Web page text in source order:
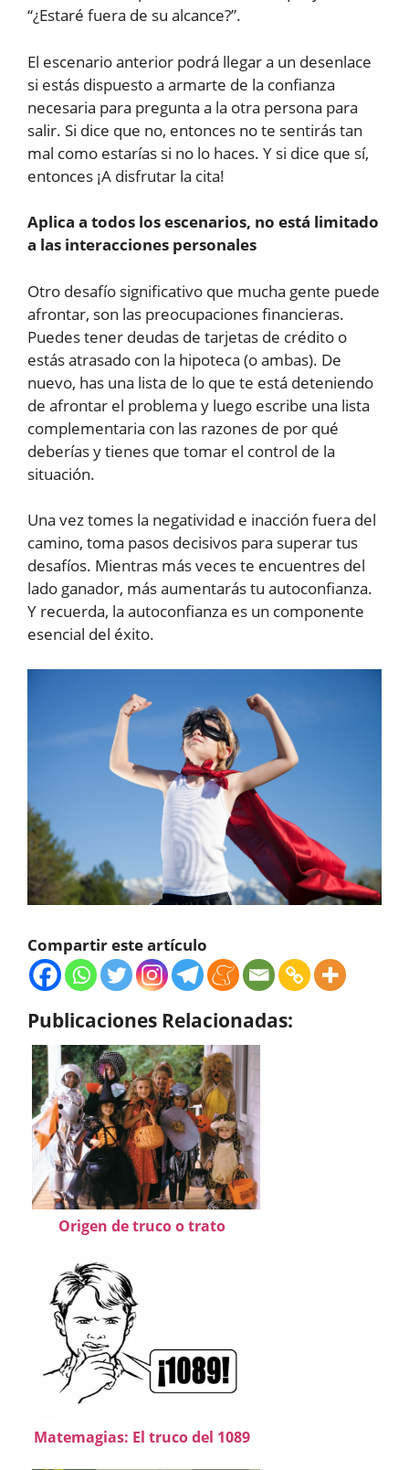
“¿Estaré fuera de su alcance?”.
El escenario anterior podrá llegar a un desenlace
si estás dispuesto a armarte de la confianza
necesaria para pregunta a la otra persona para
salir. Si dice que no, entonces no te sentirás tan
mal como estarías si no lo haces. Y si dice que sí,
entonces ¡A disfrutar la cita!
Aplica a todos los escenarios, no está limitado
a las interacciones personales
Otro desafío significativo que mucha gente puede
afrontar, son las preocupaciones financieras.
Puedes tener deudas de tarjetas de crédito o
estás atrasado con la hipoteca (o ambas). De
nuevo, has una lista de lo que te está deteniendo
de afrontar el problema y luego escribe una lista
complementaria con las razones de por qué
deberías y tienes que tomar el control de la
situación.
Una vez tomes la negatividad e inacción fuera del
camino, toma pasos decisivos para superar tus
desafíos. Mientras más veces te encuentres del
lado ganador, más aumentarás tu autoconfianza.
Y recuerda, la autoconfianza es un componente
esencial del éxito.
Compartir este artículo
Publicaciones Relacionadas:
Origen de truco o trato
Matemagias: El truco del 1089